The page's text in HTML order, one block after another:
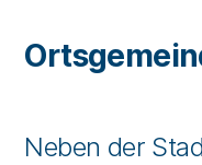
Neben der